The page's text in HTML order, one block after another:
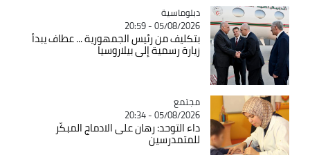
Catégorie
دبلوماسية
05/08/2026 - 20:59
بتكليف من رئيس الجمهورية ... عطاف يبدأ
زيارة رسمية إلى بيلاروسيا
Catégorie
مجتمع
05/08/2026 - 20:34
داء التوحد: رهان على الادماج المبكّر
للمتمدرسين